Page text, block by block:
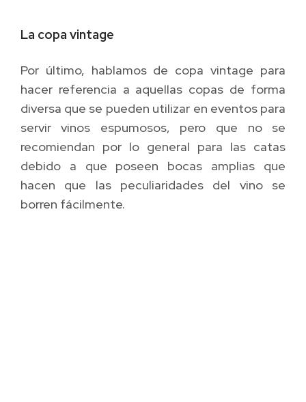
La copa vintage
Por último, hablamos de copa vintage para
hacer referencia a aquellas copas de forma
diversa que se pueden utilizar en eventos para
servir vinos espumosos, pero que no se
recomiendan por lo general para las catas
debido a que poseen bocas amplias que
hacen que las peculiaridades del vino se
borren fácilmente.